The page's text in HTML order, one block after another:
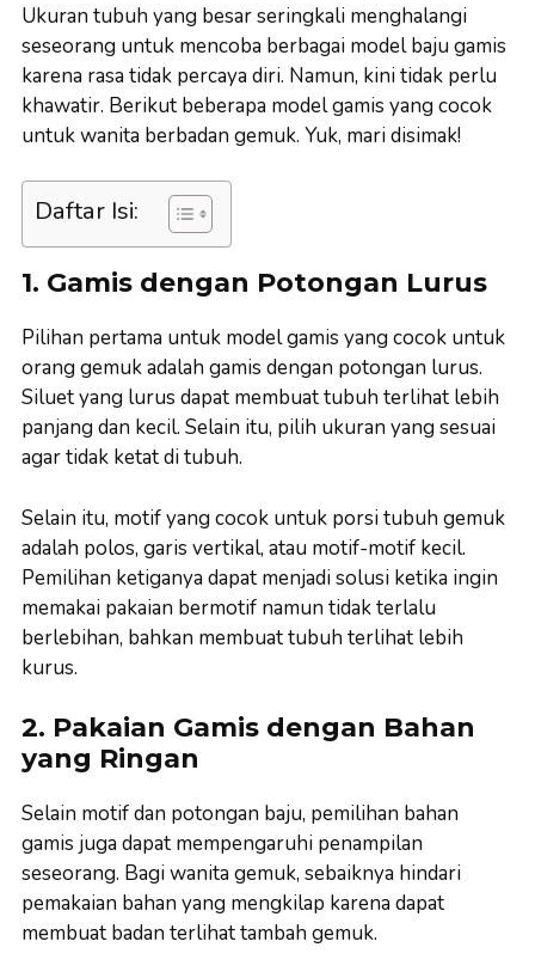
Ukuran tubuh yang besar seringkali menghalangi
seseorang untuk mencoba berbagai model baju gamis
karena rasa tidak percaya diri. Namun, kini tidak perlu
khawatir. Berikut beberapa model gamis yang cocok
untuk wanita berbadan gemuk. Yuk, mari disimak!
Daftar Isi:
1. Gamis dengan Potongan Lurus
Pilihan pertama untuk model gamis yang cocok untuk
orang gemuk adalah gamis dengan potongan lurus.
Siluet yang lurus dapat membuat tubuh terlihat lebih
panjang dan kecil. Selain itu, pilih ukuran yang sesuai
agar tidak ketat di tubuh.
Selain itu, motif yang cocok untuk porsi tubuh gemuk
adalah polos, garis vertikal, atau motif-motif kecil.
Pemilihan ketiganya dapat menjadi solusi ketika ingin
memakai pakaian bermotif namun tidak terlalu
berlebihan, bahkan membuat tubuh terlihat lebih
kurus.
2. Pakaian Gamis dengan Bahan
yang Ringan
Selain motif dan potongan baju, pemilihan bahan
gamis juga dapat mempengaruhi penampilan
seseorang. Bagi wanita gemuk, sebaiknya hindari
pemakaian bahan yang mengkilap karena dapat
membuat badan terlihat tambah gemuk.